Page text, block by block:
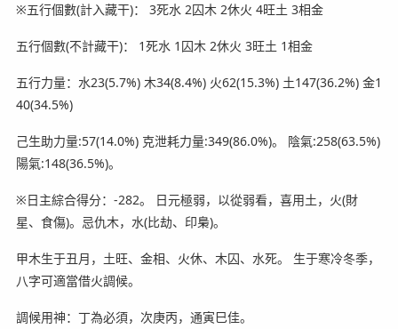
※五行個數(計入藏干)： 3死水 2囚木 2休火 4旺土 3相金
五行個數(不計藏干)： 1死水 1囚木 2休火 3旺土 1相金
五行力量：水23(5.7%) 木34(8.4%) 火62(15.3%) 土147(36.2%) 金1
40(34.5%)
己生助力量:57(14.0%) 克泄耗力量:349(86.0%)。 陰氣:258(63.5%)
陽氣:148(36.5%)。
※日主綜合得分：-282。 日元極弱，以從弱看，喜用土，火(財
星、食傷)。忌仇木，水(比劫、印梟)。
甲木生于丑月，土旺、金相、火休、木囚、水死。 生于寒冷冬季，
八字可適當借火調候。
調候用神：丁為必須，次庚丙，通寅巳佳。